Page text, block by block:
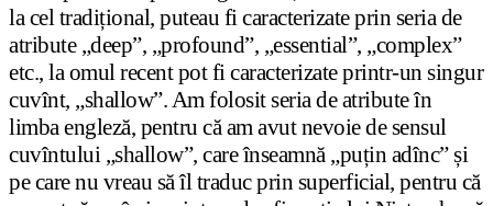
la cel tradițional, puteau fi caracterizate prin seria de
atribute „deep”, „profound”, „essential”, „complex”
etc., la omul recent pot fi caracterizate printr-un singur
cuvînt, „shallow”. Am folosit seria de atribute în
limba engleză, pentru că am avut nevoie de sensul
cuvîntului „shallow”, care înseamnă „puțin adînc” și
pe care nu vreau să îl traduc prin superficial, pentru că